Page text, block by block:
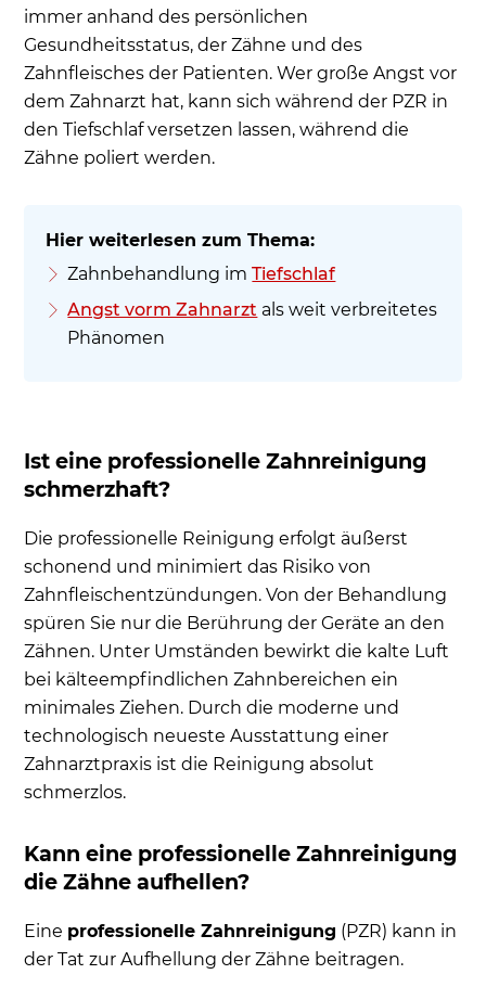
immer anhand des persönlichen
Gesundheitsstatus, der Zähne und des
Zahnfleisches der Patienten. Wer große Angst vor
dem Zahnarzt hat, kann sich während der PZR in
den Tiefschlaf versetzen lassen, während die
Zähne poliert werden.
Zahnbehandlung imTiefschlaf
Angst vorm Zahnarzt als weit verbreitetes
Phänomen
Ist eine professionelle Zahnreinigung
schmerzhaft?
Die professionelle Reinigung erfolgt äußerst
schonend und minimiert das Risiko von
Zahnfleischentzündungen. Von der Behandlung
spüren Sie nur die Berührung der Geräte an den
Zähnen. Unter Umständen bewirkt die kalte Luft
bei kälteempfindlichen Zahnbereichen ein
minimales Ziehen. Durch die moderne und
technologisch neueste Ausstattung einer
Zahnarztpraxis ist die Reinigung absolut
schmerzlos.
Kann eine professionelle Zahnreinigung
die Zähne aufhellen?
Eine professionelle Zahnreinigung (PZR) kann in
der Tat zur Aufhellung der Zähne beitragen.